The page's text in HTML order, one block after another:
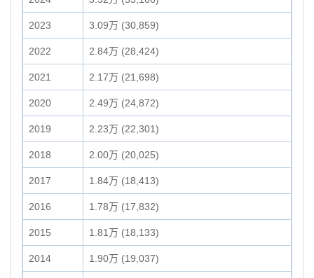
2023 3.09万 (30,859)
2022 2.84万 (28,424)
2021 2.17万 (21,698)
2020 2.49万 (24,872)
2019 2.23万 (22,301)
2018 2.00万 (20,025)
2017 1.84万 (18,413)
2016 1.78万 (17,832)
2015 1.81万 (18,133)
2014 1.90万 (19,037)